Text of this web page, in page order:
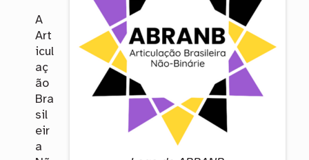
A
Art
icul
aç
ão
Bra
sil
eir
a